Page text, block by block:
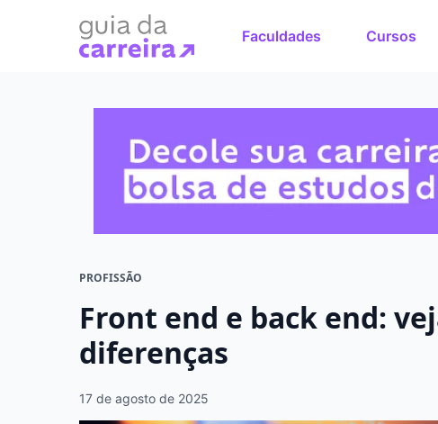
Faculdades Cursos
PROFISSÃO
Front end e back end:
diferenças
17 de agosto de 2025
Faça o
Encontre bolsas de